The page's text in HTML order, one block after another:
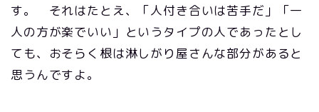
す。 それはたとえ、「人付き合いは苦手だ」「一
人の方が楽でいい」というタイプの人であったとし
ても、おそらく根は淋しがり屋さんな部分があると
思うんですよ。